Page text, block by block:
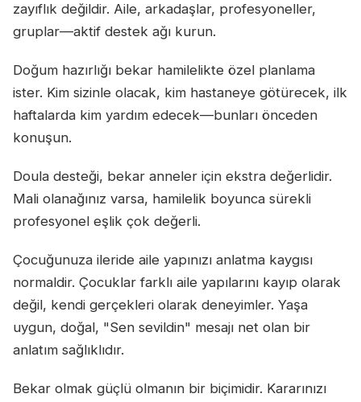
zayıflık değildir. Aile, arkadaşlar, profesyoneller,
gruplar—aktif destek ağı kurun.
Doğum hazırlığı bekar hamilelikte özel planlama
ister. Kim sizinle olacak, kim hastaneye götürecek, ilk
haftalarda kim yardım edecek—bunları önceden
konuşun.
Doula desteği, bekar anneler için ekstra değerlidir.
Mali olanağınız varsa, hamilelik boyunca sürekli
profesyonel eşlik çok değerli.
Çocuğunuza ileride aile yapınızı anlatma kaygısı
normaldir. Çocuklar farklı aile yapılarını kayıp olarak
değil, kendi gerçekleri olarak deneyimler. Yaşa
uygun, doğal, "Sen sevildin" mesajı net olan bir
anlatım sağlıklıdır.
Bekar olmak güçlü olmanın bir biçimidir. Kararınızı